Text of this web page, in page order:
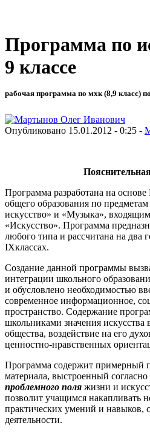
Программа по
9 классе
рабочая программа по мхк (8,9 класс)
Опубликовано 15.01.2012 - 0:25 -
Программа разработана на основе
общего образования по
искусство» и «Музыка»,
«Искусство». Программа
любого типа и рассчитана на
IXклассах.
Создание данной программы
интеграции школьного
и обусловлено необходимостью
современное информационное,
пространство. Содержание
школьниками значения искусства
общества, воздействие на его
ценностно-нравственных
Программа содержит примерный
материала, выстроенный
проблемного поля жизни и
позволит учащимся накапливать
практических умений и навыков,
деятельности.